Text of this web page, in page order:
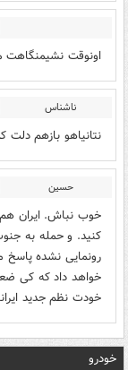
اونوقت نشیمنگاهت
ناشناس
نتانیاهو بازهم دلت
حسین
خوب نباش. ایران
رونمایی نشده
خواهد داد که کی
خودت نظم جدید
خودرو